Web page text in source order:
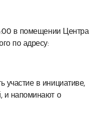
по адресу:
участие в инициативе,
и напоминают о